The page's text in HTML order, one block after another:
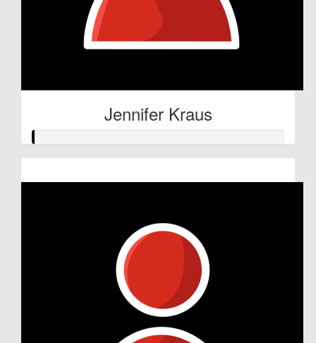
Jennifer Kraus